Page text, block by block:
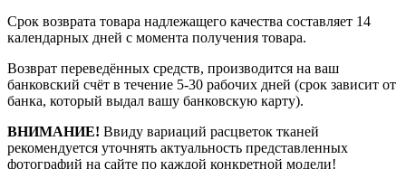
Срок возврата товара надлежащего качества составляет 14
календарных дней с момента получения товара.
Возврат переведённых средств, производится на ваш
банковский счёт в течение 5-30 рабочих дней (срок зависит от
банка, который выдал вашу банковскую карту).
ВНИМАНИЕ! Ввиду вариаций расцветок тканей
рекомендуется уточнять актуальность представленных
фотографий на сайте по каждой конкретной модели!